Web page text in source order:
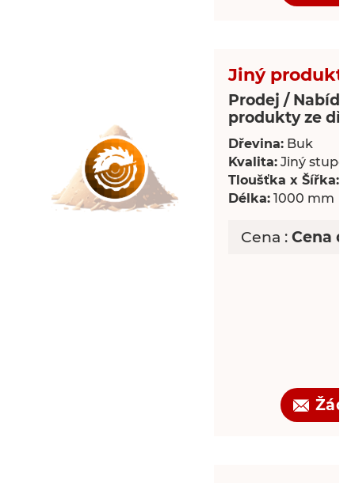
Jiný produkt
Prodej /
produkty ze
Dřevina: Buk
Kvalita: Jiný
Tloušťka x Šířka:
Délka: 1000 mm
Cena : Cena